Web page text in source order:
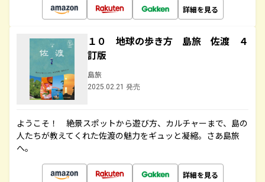
詳細を見る
１０ 地球の歩き方 島旅 佐渡 ４
訂版
島旅
2025.02.21 発売
ようこそ！ 絶景スポットから遊び方、カルチャーまで、島の
人たちが教えてくれた佐渡の魅力をギュッと凝縮。さあ島旅
へ。
詳細を見る